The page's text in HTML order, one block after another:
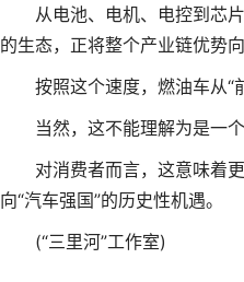
从电池、电机、电控到芯片
的生态，正将整个产业链优势
按照这个速度，燃油车从“前
当然，这不能理解为是一个
对消费者而言，这意味着更
向“汽车强国”的历史性机遇。
(“三里河”工作室)